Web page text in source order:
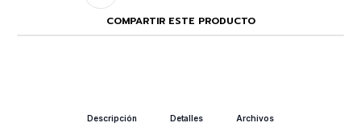
COMPARTIR ESTE PRODUCTO
Descripción Detalles Archivos